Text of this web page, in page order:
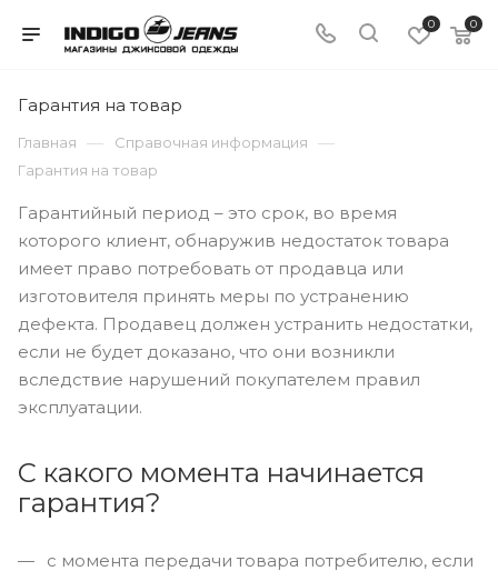
0 0
Гарантия на товар
Главная — Справочная информация —
Гарантия на товар
Гарантийный период – это срок, во время
которого клиент, обнаружив недостаток товара
имеет право потребовать от продавца или
изготовителя принять меры по устранению
дефекта. Продавец должен устранить недостатки,
если не будет доказано, что они возникли
вследствие нарушений покупателем правил
эксплуатации.
С какого момента начинается
гарантия?
с момента передачи товара потребителю, если